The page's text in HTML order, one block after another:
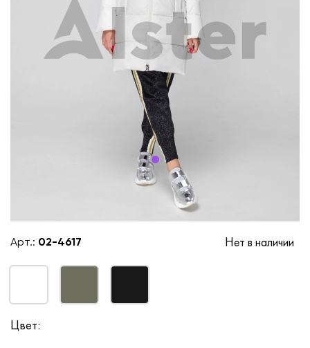
Арт.: 02-4617 Нет в наличии
Цвет: